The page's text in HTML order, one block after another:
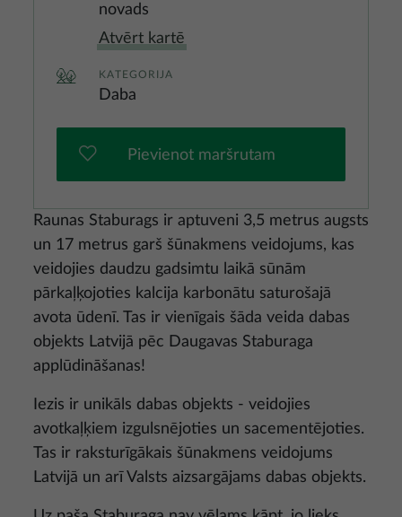
Raunas Staburags ir aptuveni 3,5 metrus augsts
un 17 metrus garš šūnakmens veidojums, kas
veidojies daudzu gadsimtu laikā sūnām
pārkaļķojoties kalcija karbonātu saturošajā
avota ūdenī. Tas ir vienīgais šāda veida dabas
objekts Latvijā pēc Daugavas Staburaga
applūdināšanas!
Iezis ir unikāls dabas objekts - veidojies
avotkaļķiem izgulsnējoties un sacementējoties.
Tas ir raksturīgākais šūnakmens veidojums
Latvijā un arī Valsts aizsargājams dabas objekts.
novads
Atvērt kartē
KATEGORIJA
Daba
Pievienot maršrutam